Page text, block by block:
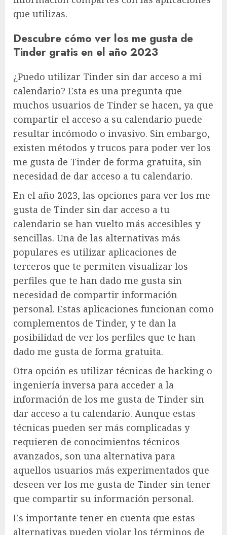
que utilizas.
Descubre cómo ver los me gusta de
Tinder gratis en el año 2023
¿Puedo utilizar Tinder sin dar acceso a mi
calendario? Esta es una pregunta que
muchos usuarios de Tinder se hacen, ya que
compartir el acceso a su calendario puede
resultar incómodo o invasivo. Sin embargo,
existen métodos y trucos para poder ver los
me gusta de Tinder de forma gratuita, sin
necesidad de dar acceso a tu calendario.
En el año 2023, las opciones para ver los me
gusta de Tinder sin dar acceso a tu
calendario se han vuelto más accesibles y
sencillas. Una de las alternativas más
populares es utilizar aplicaciones de
terceros que te permiten visualizar los
perfiles que te han dado me gusta sin
necesidad de compartir información
personal. Estas aplicaciones funcionan como
complementos de Tinder, y te dan la
posibilidad de ver los perfiles que te han
dado me gusta de forma gratuita.
Otra opción es utilizar técnicas de hacking o
ingeniería inversa para acceder a la
información de los me gusta de Tinder sin
dar acceso a tu calendario. Aunque estas
técnicas pueden ser más complicadas y
requieren de conocimientos técnicos
avanzados, son una alternativa para
aquellos usuarios más experimentados que
deseen ver los me gusta de Tinder sin tener
que compartir su información personal.
Es importante tener en cuenta que estas
alternativas pueden violar los términos de